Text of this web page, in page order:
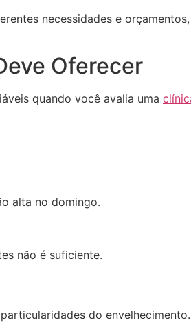
necessidades e
Oferecer
quando você avalia uma
alta no domingo.
não é suficiente.
do envelhecimento.